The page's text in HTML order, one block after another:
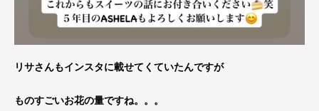
リサさんもインスタに載せてくていたんですが
ものすごいお花の量ですね。。。